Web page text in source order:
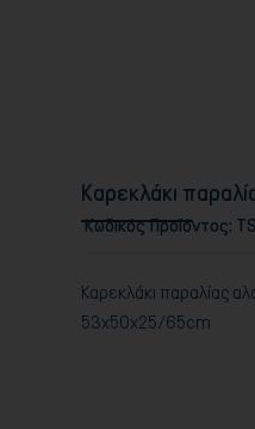
Καρεκλάκι
Κωδικός Προϊόντος:
Καρεκλάκι παραλίας
53x50x25/65cm